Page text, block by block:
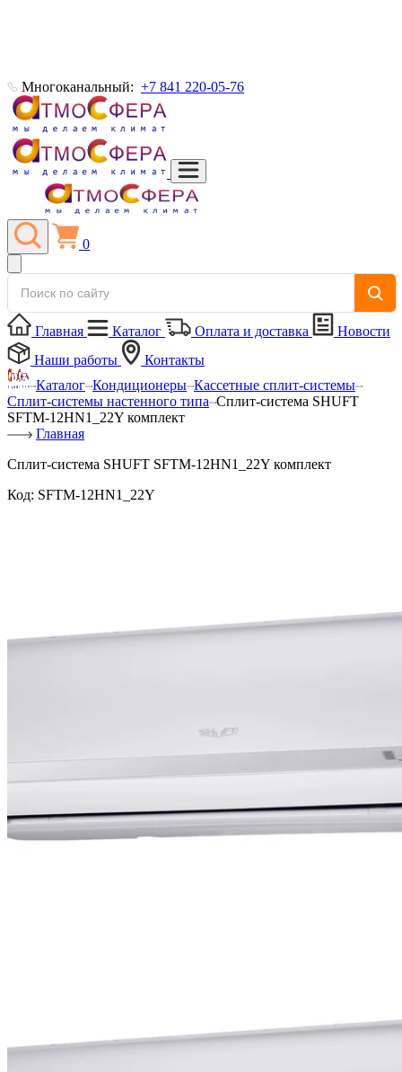
Многоканальный: +7 841 220-05-76
0
Главная Каталог Оплата и доставка
Новости
Наши работы
Контакты
Каталог Кондиционеры Кассетные сплит-системы
Сплит-системы настенного типа Сплит-система SHUFT
SFTM-12HN1_22Y комплект
Главная
Сплит-система SHUFT SFTM-12HN1_22Y комплект
Код: SFTM-12HN1_22Y